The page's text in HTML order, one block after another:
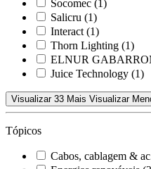
Socomec (1)
Salicru (1)
Interact (1)
Thorn Lighting (1)
ELNUR
Juice Technology (1)
Visualizar 33 Mais Visualizar
Tópicos
Cabos, cablagem &